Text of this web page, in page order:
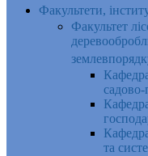
Факультети,
Факультет
садово-
та